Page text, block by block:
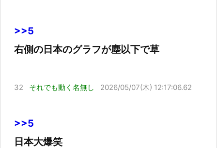
>>5
右側の日本のグラフが塵以下で草
32 それでも動く名無し 2026/05/07(木) 12:17:06.62
>>5
日本大爆笑